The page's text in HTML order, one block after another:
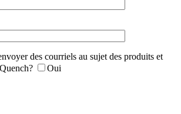
des courriels au sujet des produits et
Oui